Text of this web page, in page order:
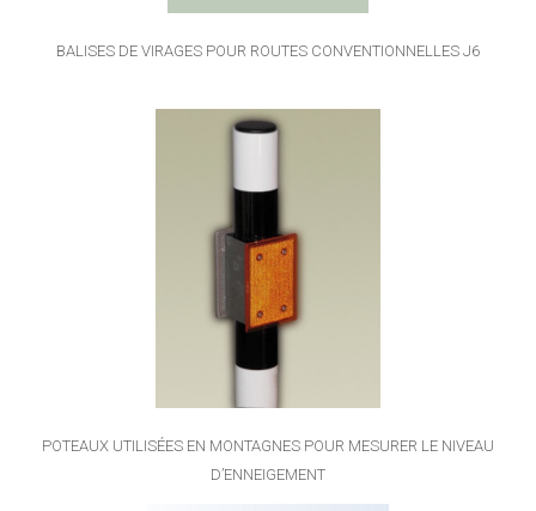
BALISES DE VIRAGES POUR ROUTES CONVENTIONNELLES J6
POTEAUX UTILISÉES EN MONTAGNES POUR MESURER LE NIVEAU
D’ENNEIGEMENT